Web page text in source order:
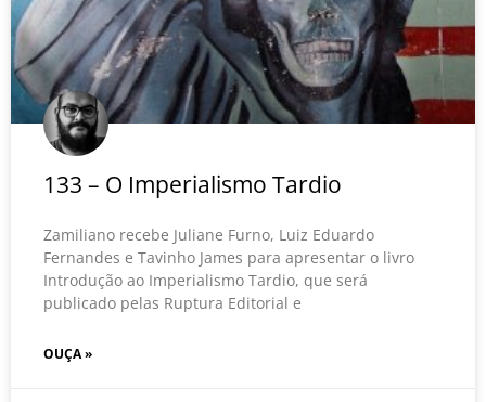
133 – O Imperialismo Tardio
Zamiliano recebe Juliane Furno, Luiz Eduardo
Fernandes e Tavinho James para apresentar o livro
Introdução ao Imperialismo Tardio, que será
publicado pelas Ruptura Editorial e
OUÇA »